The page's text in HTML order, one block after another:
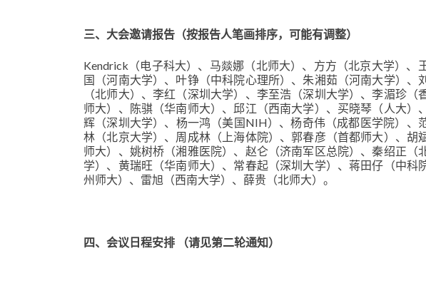
三、大会邀请报告（按报告人笔画排序，可能有调整）
Kendrick（电子科大）、马燚娜（北师大）、方方（北京大学）、
国（河南大学）、叶铮（中科院心理所）、朱湘茹（河南大学）
（北师大）、李红（深圳大学）、李至浩（深圳大学）、李湄珍
师大）、陈骐（华南师大）、邱江（西南大学）、买晓琴（人大
辉（深圳大学）、杨一鸿（美国NIH）、杨奇伟（成都医学院）、
林（北京大学）、周成林（上海体院）、郭春彦（首都师大）、
师大）、姚树桥（湘雅医院）、赵仑（济南军区总院）、秦绍正
学）、黄瑞旺（华南师大）、常春起（深圳大学）、蒋田仔（中
州师大）、雷旭（西南大学）、薛贵（北师大）。
四、会议日程安排 （请见第二轮通知）